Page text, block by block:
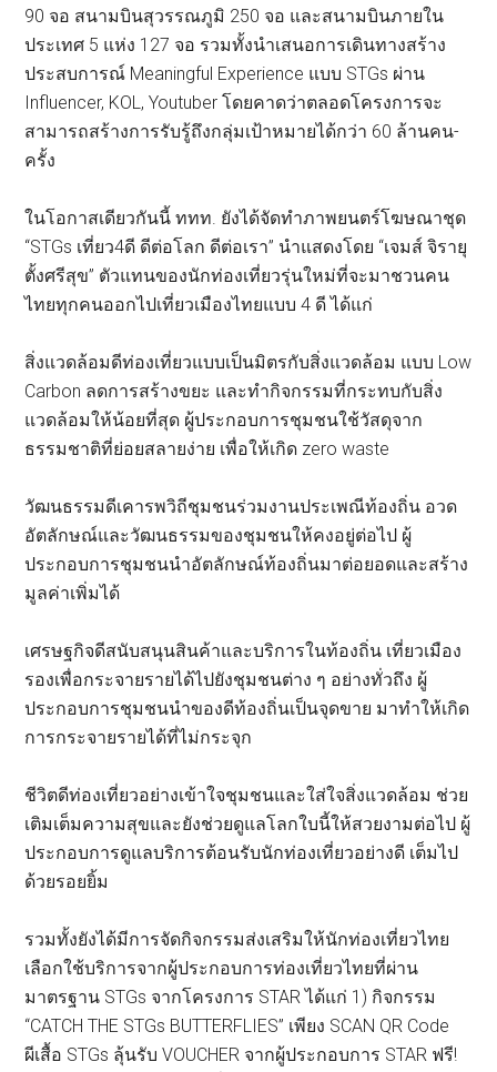
90 จอ สนามบินสุวรรณภูมิ 250 จอ และสนามบินภายใน
ประเทศ 5 แห่ง 127 จอ รวมทั้งนำเสนอการเดินทางสร้าง
ประสบการณ์ Meaningful Experience แบบ STGs ผ่าน
Influencer, KOL, Youtuber โดยคาดว่าตลอดโครงการจะ
สามารถสร้างการรับรู้ถึงกลุ่มเป้าหมายได้กว่า 60 ล้านคน-
ครั้ง
ในโอกาสเดียวกันนี้ ททท. ยังได้จัดทำภาพยนตร์โฆษณาชุด
“STGs เที่ยว4ดี ดีต่อโลก ดีต่อเรา” นำแสดงโดย “เจมส์ จิรายุ
ตั้งศรีสุข” ตัวแทนของนักท่องเที่ยวรุ่นใหม่ที่จะมาชวนคน
ไทยทุกคนออกไปเที่ยวเมืองไทยแบบ 4 ดี ได้แก่
สิ่งแวดล้อมดีท่องเที่ยวแบบเป็นมิตรกับสิ่งแวดล้อม แบบ Low
Carbon ลดการสร้างขยะ และทำกิจกรรมที่กระทบกับสิ่ง
แวดล้อมให้น้อยที่สุด ผู้ประกอบการชุมชนใช้วัสดุจาก
ธรรมชาติที่ย่อยสลายง่าย เพื่อให้เกิด zero waste
วัฒนธรรมดีเคารพวิถีชุมชนร่วมงานประเพณีท้องถิ่น อวด
อัตลักษณ์และวัฒนธรรมของชุมชนให้คงอยู่ต่อไป ผู้
ประกอบการชุมชนนำอัตลักษณ์ท้องถิ่นมาต่อยอดและสร้าง
มูลค่าเพิ่มได้
เศรษฐกิจดีสนับสนุนสินค้าและบริการในท้องถิ่น เที่ยวเมือง
รองเพื่อกระจายรายได้ไปยังชุมชนต่าง ๆ อย่างทั่วถึง ผู้
ประกอบการชุมชนนำของดีท้องถิ่นเป็นจุดขาย มาทำให้เกิด
การกระจายรายได้ที่ไม่กระจุก
ชีวิตดีท่องเที่ยวอย่างเข้าใจชุมชนและใส่ใจสิ่งแวดล้อม ช่วย
เติมเต็มความสุขและยังช่วยดูแลโลกใบนี้ให้สวยงามต่อไป ผู้
ประกอบการดูแลบริการต้อนรับนักท่องเที่ยวอย่างดี เต็มไป
ด้วยรอยยิ้ม
รวมทั้งยังได้มีการจัดกิจกรรมส่งเสริมให้นักท่องเที่ยวไทย
เลือกใช้บริการจากผู้ประกอบการท่องเที่ยวไทยที่ผ่าน
มาตรฐาน STGs จากโครงการ STAR ได้แก่ 1) กิจกรรม
“CATCH THE STGs BUTTERFLIES” เพียง SCAN QR Code
ผีเสื้อ STGs ลุ้นรับ VOUCHER จากผู้ประกอบการ STAR ฟรี!